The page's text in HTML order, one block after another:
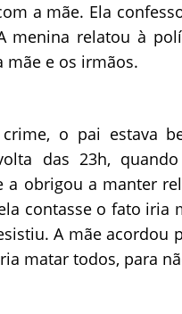
a mãe. Ela
menina relatou à
mãe e os irmãos.
o pai estava
das 23h,
a obrigou a manter
contasse o fato iria
A mãe acordou
matar todos, para